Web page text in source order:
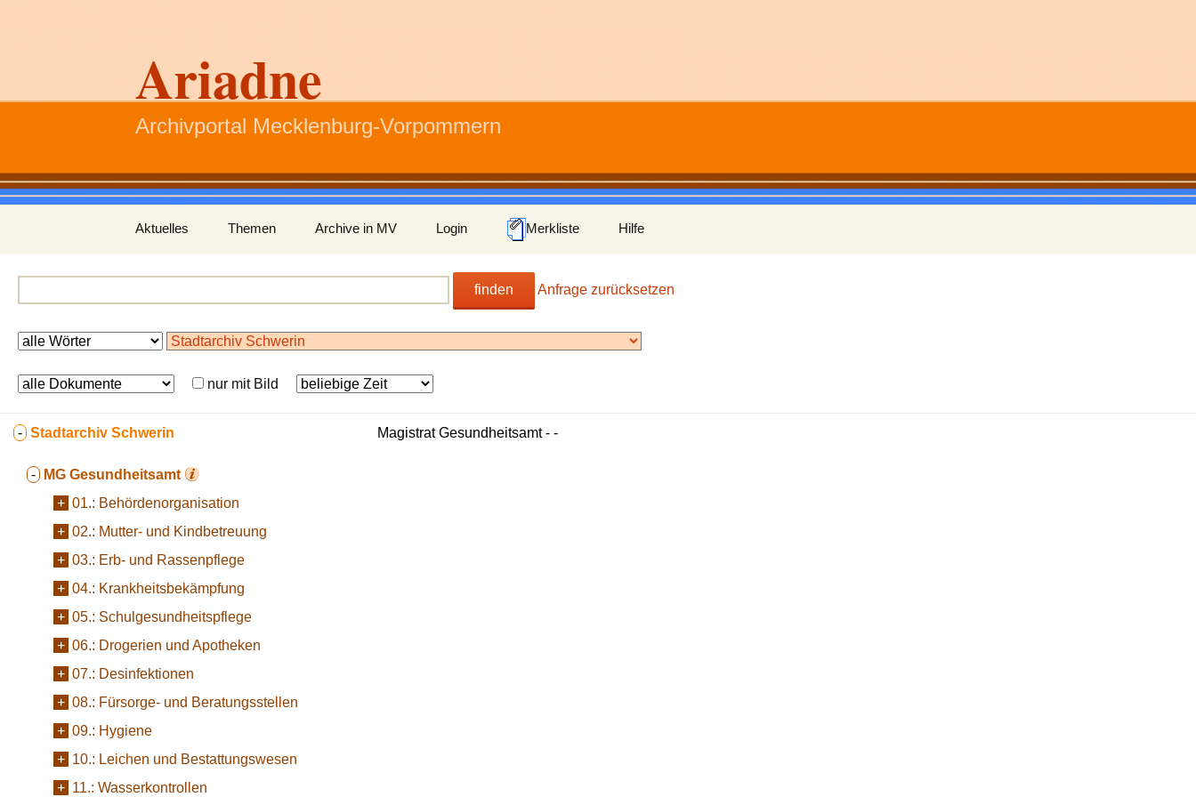
Ariadne
Archivportal Mecklenburg-Vorpommern
Inhalt
springen
Aktuelles Themen Archive in MV Login Merkliste Hilfe
finden Anfrage zurücksetzen
nur mit Bild
- Stadtarchiv Schwerin
- MG Gesundheitsamt
+ 01.: Behördenorganisation
+ 02.: Mutter- und Kindbetreuung
+ 03.: Erb- und Rassenpflege
+ 04.: Krankheitsbekämpfung
+ 05.: Schulgesundheitspflege
+ 06.: Drogerien und Apotheken
+ 07.: Desinfektionen
+ 08.: Fürsorge- und Beratungsstellen
+ 09.: Hygiene
+ 10.: Leichen und Bestattungswesen
+ 11.: Wasserkontrollen
Magistrat Gesundheitsamt - -